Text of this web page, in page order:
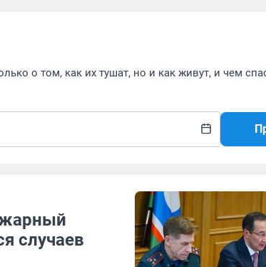
о том, как их тушат, но и как живут, и чем
случаев